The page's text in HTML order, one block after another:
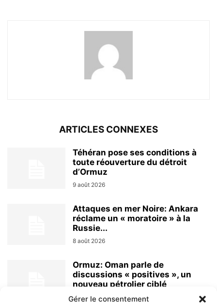
Gérer le consentement
ARTICLES CONNEXES
Téhéran pose ses conditions à
toute réouverture du détroit
d’Ormuz
9 août 2026
Attaques en mer Noire: Ankara
réclame un « moratoire » à la
Russie...
8 août 2026
Ormuz: Oman parle de
discussions « positives », un
nouveau pétrolier ciblé
8 août 2026